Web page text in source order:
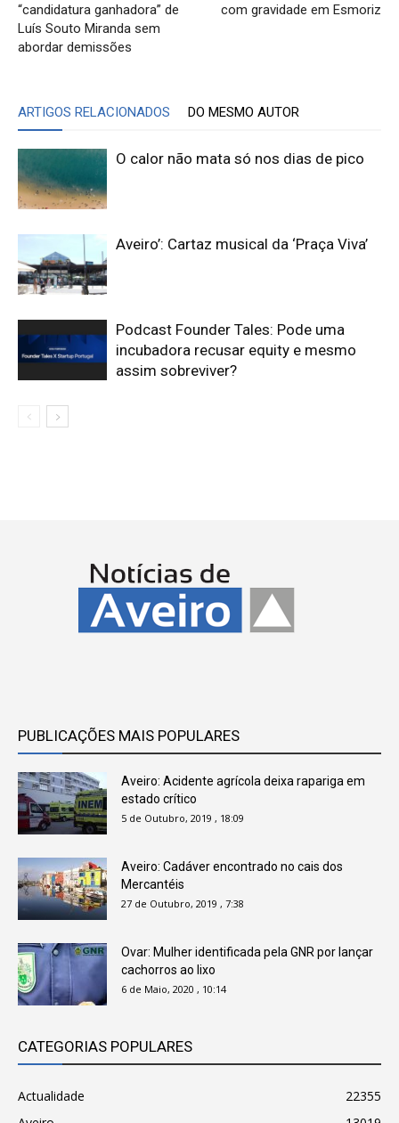
“candidatura ganhadora” de
Luís Souto Miranda sem
abordar demissões
com gravidade em Esmoriz
ARTIGOS RELACIONADOS DO MESMO AUTOR
O calor não mata só nos dias de pico
Aveiro’: Cartaz musical da ‘Praça Viva’
Podcast Founder Tales: Pode uma
incubadora recusar equity e mesmo
assim sobreviver?
PUBLICAÇÕES MAIS POPULARES
Aveiro: Acidente agrícola deixa rapariga em
estado crítico
5 de Outubro, 2019 , 18:09
Aveiro: Cadáver encontrado no cais dos
Mercantéis
27 de Outubro, 2019 , 7:38
Ovar: Mulher identificada pela GNR por lançar
cachorros ao lixo
6 de Maio, 2020 , 10:14
CATEGORIAS POPULARES
Actualidade
22355